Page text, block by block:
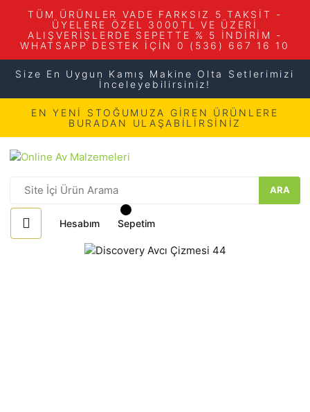
TÜM ÜRÜNLER VADE FARKSIZ 5 TAKSİT -
ÜYELERE ÖZEL 3000TL VE ÜZERİ
ALIŞVERİŞLERDE SEPETTE % 5 İNDİRİM -
WHATSAPP DESTEK İÇİN 0 (536) 667 16 10
Size En Uygun Kamış Makine Olta Setlerimizi
İnceleyebilirsiniz!
EN YENİ STOĞUMUZA GİREN ÜRÜNLERE
BURADAN ULAŞABİLİRSİNİZ
ARA
Hesabım Sepetim